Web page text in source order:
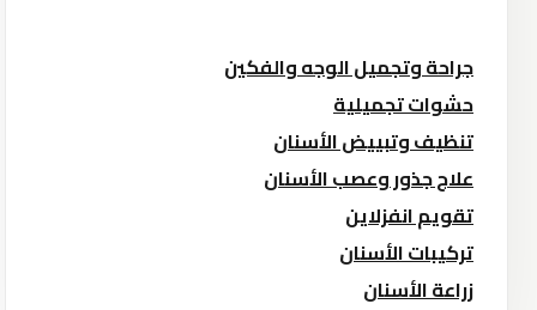
جراحة وتجميل الوجه والفكين
حشوات تجميلية
تنظيف وتبييض الأسنان
علاج جذور وعصب الأسنان
تقويم انفزلاين
تركيبات الأسنان
زراعة الأسنان